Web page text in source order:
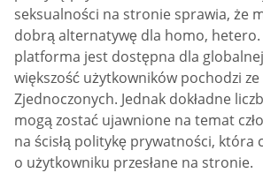
seksualności na stronie sprawia, że
dobrą alternatywę dla homo, hetero.
platforma jest dostępna dla
większość użytkowników pochodzi
Zjednoczonych. Jednak dokładne
mogą zostać ujawnione na temat
na ścisłą politykę prywatności,
o użytkowniku przesłane na stronie.